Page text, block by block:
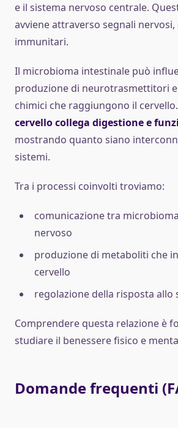
e il sistema nervoso centrale.
avviene attraverso segnali
immunitari.
Il microbioma intestinale può
produzione di neurotrasmettitori
chimici che raggiungono il cervello.
cervello collega digestione e
mostrando quanto siano
sistemi.
Tra i processi coinvolti troviamo:
comunicazione tra
nervoso
produzione di metaboliti che
cervello
regolazione della risposta allo
Comprendere questa relazione è
studiare il benessere fisico e
Domande frequenti